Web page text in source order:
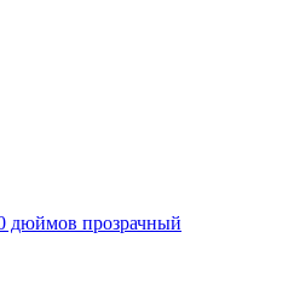
прозрачный